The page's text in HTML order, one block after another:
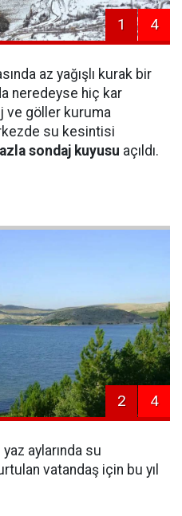
1 4
az yağışlı kurak bir
neredeyse hiç kar
ve göller kuruma
su kesintisi
sondaj kuyusu açıldı.
2 4
aylarında su
vatandaş için bu yıl